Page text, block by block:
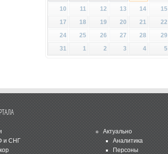
10
11 12 13 14 15
17
18 19 20 21 22
24
25 26 27 28 29
31
1 2 3 4 5
и СНГ
Актуально
Аналитика
Персоны